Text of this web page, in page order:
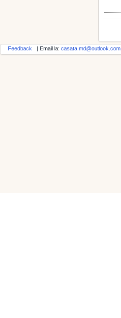
Feedback | Email la: casata.md@outlook.com